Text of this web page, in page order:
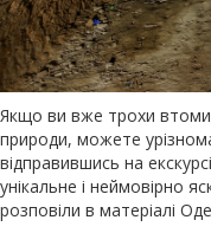
Якщо ви вже трохи
природи, можете
відправившись на
унікальне і неймовірно
розповіли в матеріалі